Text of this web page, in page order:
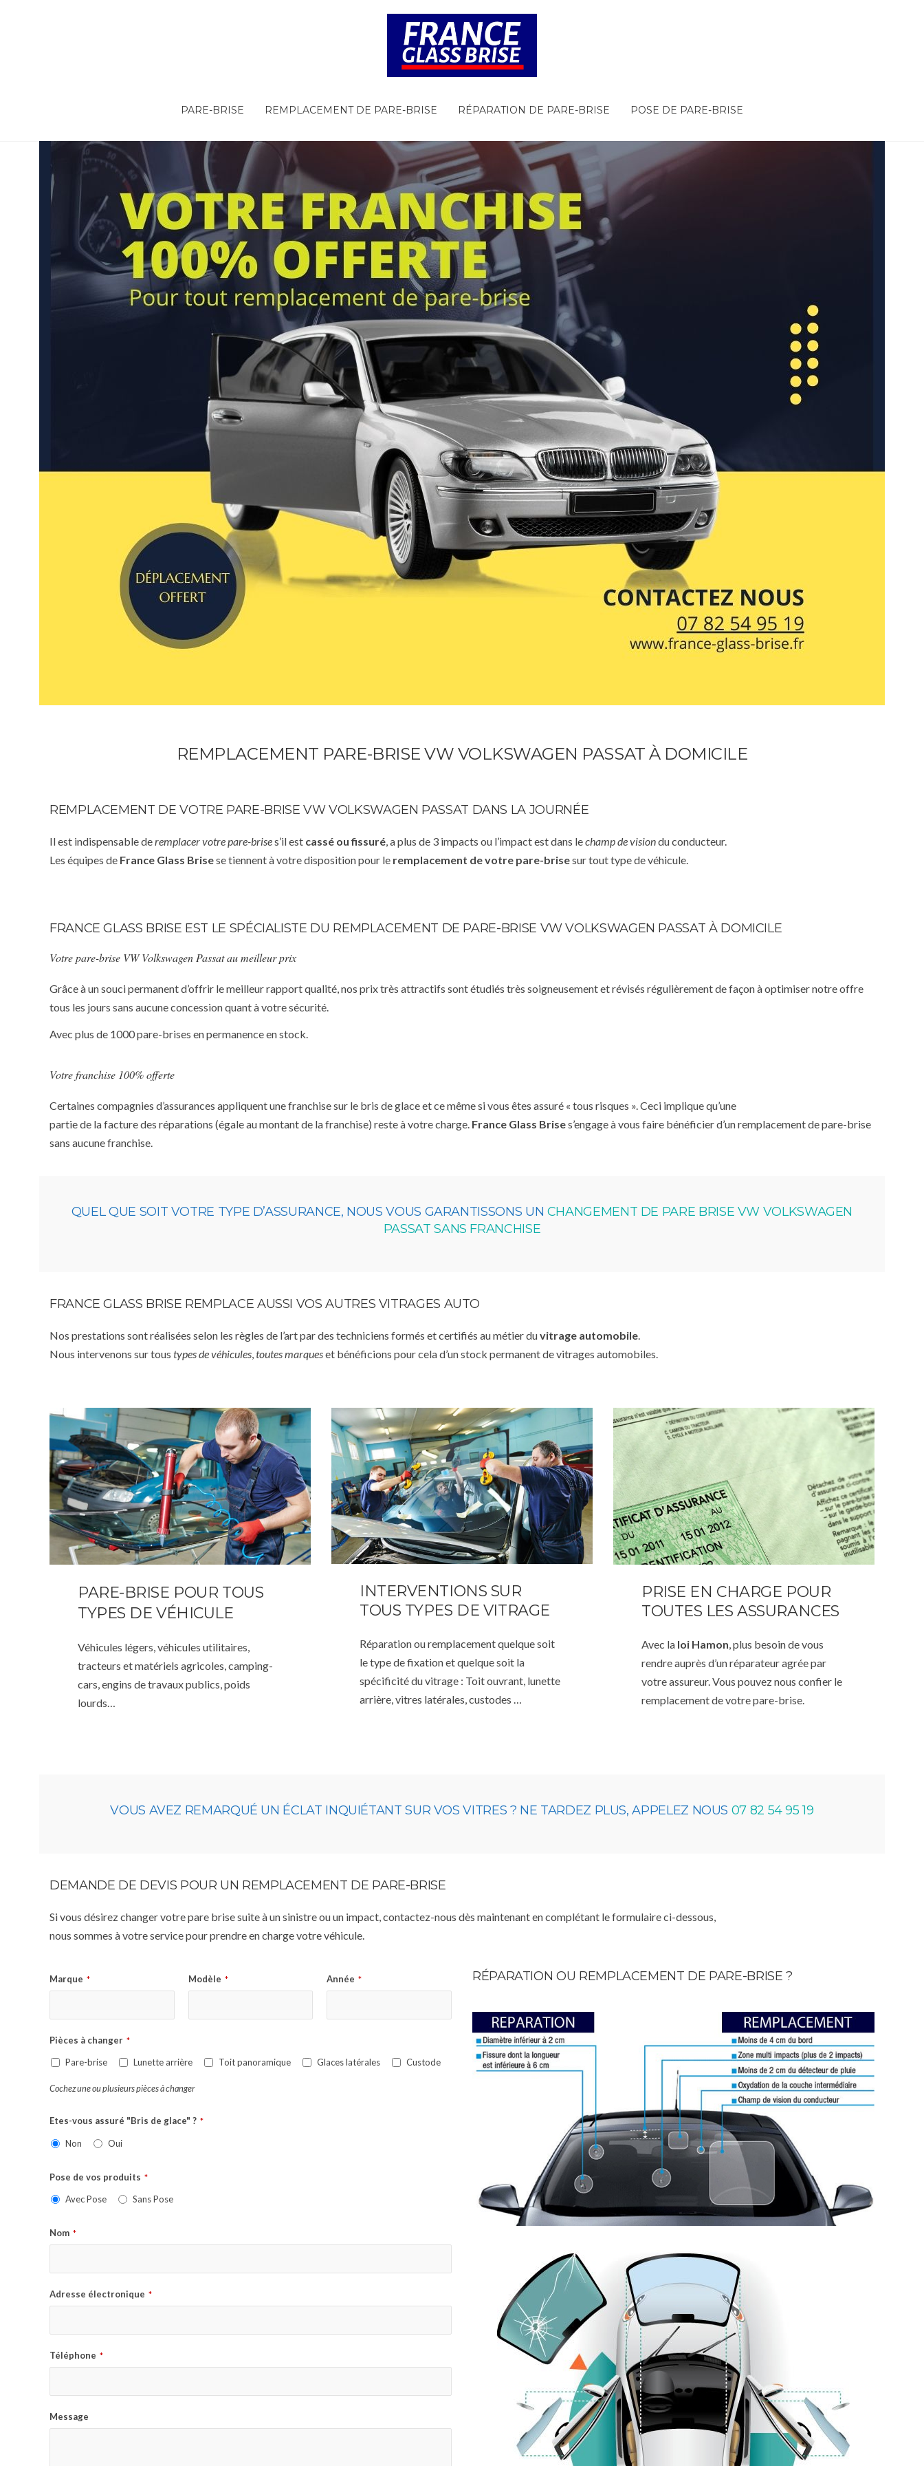
PARE-BRISE REMPLACEMENT DE PARE-BRISE RÉPARATION DE PARE-BRISE POSE DE PARE-BRISE
REMPLACEMENT PARE-BRISE VW VOLKSWAGEN PASSAT À DOMICILE
REMPLACEMENT DE VOTRE PARE-BRISE VW VOLKSWAGEN PASSAT DANS LA JOURNÉE
Il est indispensable deremplacer votre pare-brises’il est cassé ou fissuré, a plus de 3 impacts ou l’impact est dans lechamp de visiondu conducteur.
Les équipes de France Glass Brisese tiennent à votre disposition pour le remplacement de votre pare-brisesur tout type de véhicule.
FRANCE GLASS BRISE EST LE SPÉCIALISTE DU REMPLACEMENT DE PARE-BRISE VW VOLKSWAGEN PASSAT À DOMICILE
Votre pare-brise VW Volkswagen Passat au meilleur prix
Grâce à un souci permanent d’offrir le meilleur rapport qualité, nos prix très attractifs sont étudiés très soigneusement et révisés régulièrement de façon à optimiser notre offre
tous les jours sans aucune concession quant à votre sécurité.
Avec plus de 1000 pare-brises en permanence en stock.
Votre franchise 100% offerte
Certaines compagnies d’assurances appliquent une franchise sur le bris de glace et ce même si vous êtes assuré « tous risques ». Ceci implique qu’une
partie de la facture des réparations (égale au montant de la franchise) reste à votre charge. France Glass Brises’engage à vous faire bénéficier d’un remplacement de pare-brise
sans aucune franchise.
QUEL QUE SOIT VOTRE TYPE D’ASSURANCE, NOUS VOUS GARANTISSONS UN CHANGEMENT DE PARE BRISE VW VOLKSWAGEN
PASSAT SANS FRANCHISE
FRANCE GLASS BRISE REMPLACE AUSSI VOS AUTRES VITRAGES AUTO
Nos prestations sont réalisées selon les règles de l’art par des techniciens formés et certifiés au métier duvitrage automobile.
Nous intervenons sur tous types de véhicules,toutes marqueset bénéficions pour cela d’un stock permanent de vitrages automobiles.
PARE-BRISE POUR TOUS
TYPES DE VÉHICULE
Véhicules légers, véhicules utilitaires,
tracteurs et matériels agricoles, camping-
cars, engins de travaux publics, poids
lourds…
INTERVENTIONS SUR
TOUS TYPES DE VITRAGE
Réparation ou remplacement quelque soit
le type de fixation et quelque soit la
spécificité du vitrage : Toit ouvrant, lunette
arrière, vitres latérales, custodes …
PRISE EN CHARGE POUR
TOUTES LES ASSURANCES
Avec la loi Hamon, plus besoin de vous
rendre auprès d’un réparateur agrée par
votre assureur. Vous pouvez nous confier le
remplacement de votre pare-brise.
VOUS AVEZ REMARQUÉ UN ÉCLAT INQUIÉTANT SUR VOS VITRES ? NE TARDEZ PLUS, APPELEZ NOUS 07 82 54 95 19
DEMANDE DE DEVIS POUR UN REMPLACEMENT DE PARE-BRISE
Si vous désirez changer votre pare brise suite à un sinistre ou un impact, contactez-nous dès maintenant en complétant le formulaire ci-dessous,
nous sommes à votre service pour prendre en charge votre véhicule.
Marque * Modèle * Année *
Pièces à changer *
Pare-brise Lunette arrière Toit panoramique Glaces latérales Custode
Cochez une ou plusieurs pièces à changer
Etes-vous assuré "Bris de glace" ? *
Non Oui
Pose de vos produits *
Avec Pose Sans Pose
Nom *
Adresse électronique *
Téléphone *
Message
RÉPARATION OU REMPLACEMENT DE PARE-BRISE ?